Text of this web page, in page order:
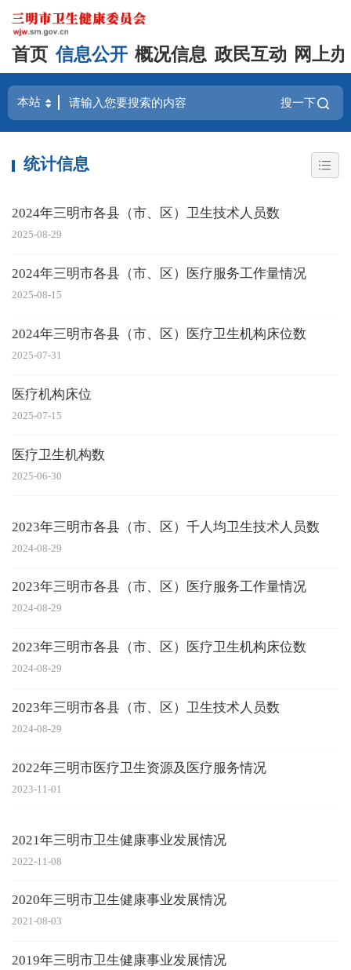
首页 信息公开 概况信息 政民互动 网上
搜一下
统计信息
2024年三明市各县（市、区）卫生技术人员数
2025-08-29
2024年三明市各县（市、区）医疗服务工作量情况
2025-08-15
2024年三明市各县（市、区）医疗卫生机构床位数
2025-07-31
医疗机构床位
2025-07-15
医疗卫生机构数
2025-06-30
2023年三明市各县（市、区）千人均卫生技术人员数
2024-08-29
2023年三明市各县（市、区）医疗服务工作量情况
2024-08-29
2023年三明市各县（市、区）医疗卫生机构床位数
2024-08-29
2023年三明市各县（市、区）卫生技术人员数
2024-08-29
2022年三明市医疗卫生资源及医疗服务情况
2023-11-01
2021年三明市卫生健康事业发展情况
2022-11-08
2020年三明市卫生健康事业发展情况
2021-08-03
2019年三明市卫生健康事业发展情况